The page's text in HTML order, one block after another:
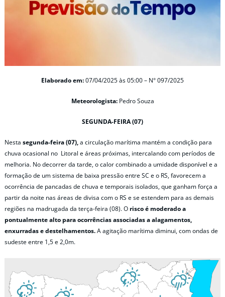
Elaborado em:07/04/2025 às 05:00 – N° 097/2025
Meteorologista: Pedro Souza
SEGUNDA-FEIRA (07)
Nesta segunda-feira (07),a circulação marítima mantém a condição para
chuva ocasional no Litoral e áreas próximas, intercalando com períodos de
melhoria. No decorrer da tarde, o calor combinado a umidade disponível e a
formação de um sistema de baixa pressão entre SC e o RS, favorecem a
ocorrência de pancadas de chuva e temporais isolados, que ganham força a
partir da noite nas áreas de divisa com o RS e se estendem para as demais
regiões na madrugada da terça-feira (08). O risco é moderado a
pontualmente alto para ocorrências associadas a alagamentos,
enxurradas e destelhamentos.A agitação marítima diminui, com ondas de
sudeste entre 1,5 e 2,0m.